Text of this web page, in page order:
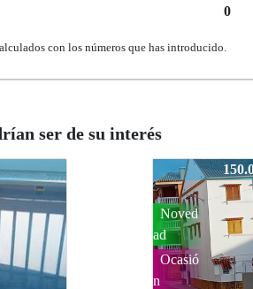
0
con los números que has introducido.
ser de su interés
CENTROPLAYA
Noved
ad
Ocasió
n